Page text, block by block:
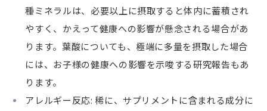
種ミネラルは、必要以上に摂取すると体内に蓄積され
やすく、かえって健康への影響が懸念される場合があ
ります。葉酸についても、極端に多量を摂取した場合
には、お子様の健康への影響を示唆する研究報告もあ
ります。
アレルギー反応: 稀に、サプリメントに含まれる成分に